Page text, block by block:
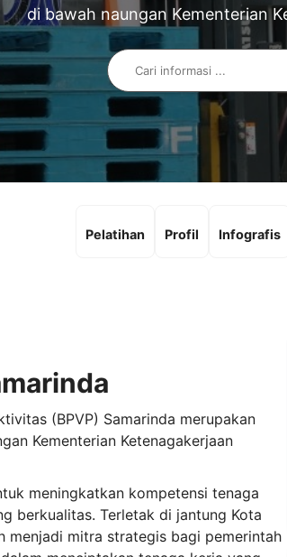
di bawah naungan Kementerian
Search
Pelatihan Profil Infografis
(BPVP) Samarinda merupakan
Kementerian Ketenagakerjaan
meningkatkan kompetensi tenaga
berkualitas. Terletak di jantung Kota
menjadi mitra strategis bagi pemerintah